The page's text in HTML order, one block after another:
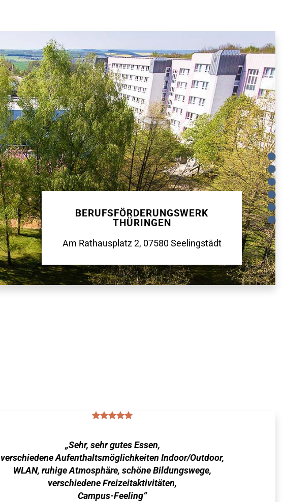
BERUFSFÖRDERUNGSWERK
THÜRINGEN
Am Rathausplatz 2, 07580 Seelingstädt
„Sehr, sehr gutes Essen,
verschiedene Aufenthaltsmöglichkeiten Indoor/Outdoor,
WLAN, ruhige Atmosphäre, schöne Bildungswege,
verschiedene Freizeitaktivitäten,
Campus-Feeling“